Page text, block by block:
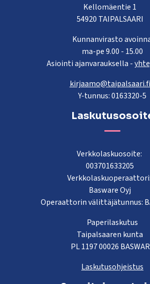
Kellomäentie 1
54920 TAIPALSAARI
Kunnanvirasto
ma-pe 9.00 - 15.00
Asiointi ajanvarauksella -
kirjaamo@taipalsaari.fi
Y-tunnus: 0163320-5
Verkkolaskuosoite:
003701633205
Basware Oyj
Operaattorin välittäjätunnus:
Paperilaskutus
Taipalsaaren kunta
PL 1197 00026
Laskutusohjeistus